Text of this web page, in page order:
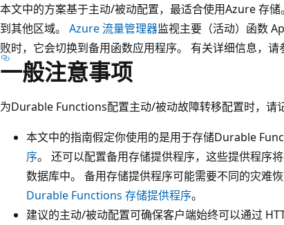
本文中的方案基于主动/被动配置，最适合使用Azure 存
到其他区域。 Azure 流量管理器监视主要（活动）函数
败时，它会切换到备用函数应用程序。 有关详细信息，请
一般注意事项
为Durable Functions配置主动/被动故障转移配置时，请
本文中的指南假定你使用的是用于存储Durable
序。 还可以配置备用存储提供程序，这些提供程序
数据库中。 备用存储提供程序可能需要不同的灾难
Durable Functions 存储提供程序。
建议的主动/被动配置可确保客户端始终可以通过